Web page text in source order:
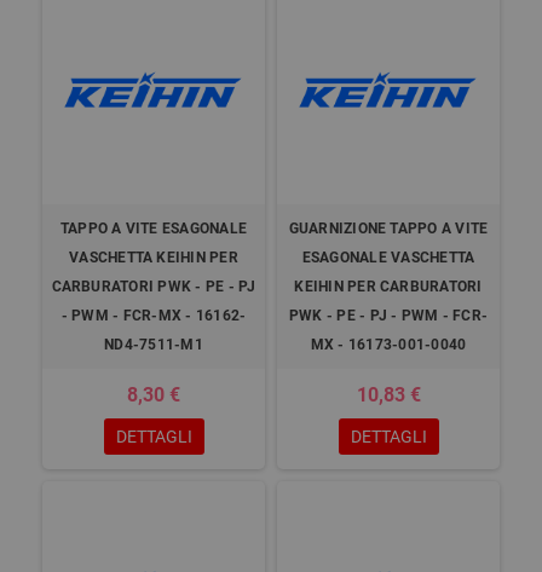
TAPPO A VITE ESAGONALE
VASCHETTA KEIHIN PER
CARBURATORI PWK - PE - PJ
- PWM - FCR-MX - 16162-
ND4-7511-M1
8,30 €
DETTAGLI
GUARNIZIONE TAPPO A VITE
ESAGONALE VASCHETTA
KEIHIN PER CARBURATORI
PWK - PE - PJ - PWM - FCR-
MX - 16173-001-0040
10,83 €
DETTAGLI